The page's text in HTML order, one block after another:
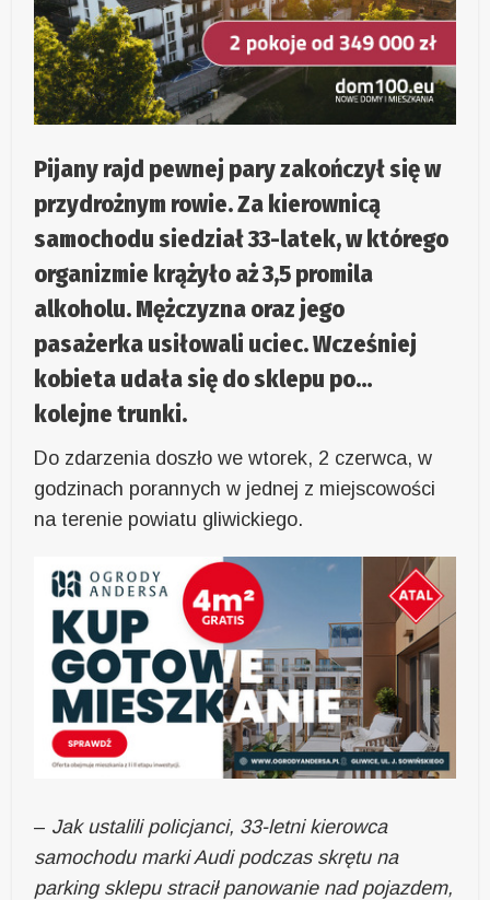
Pijany rajd pewnej pary zakończył się w
przydrożnym rowie. Za kierownicą
samochodu siedział 33-latek, w którego
organizmie krążyło aż 3,5 promila
alkoholu. Mężczyzna oraz jego
pasażerka usiłowali uciec. Wcześniej
kobieta udała się do sklepu po…
kolejne trunki.
Do zdarzenia doszło we wtorek, 2 czerwca, w
godzinach porannych w jednej z miejscowości
na terenie powiatu gliwickiego.
– Jak ustalili policjanci, 33-letni kierowca
samochodu marki Audi podczas skrętu na
parking sklepu stracił panowanie nad pojazdem,